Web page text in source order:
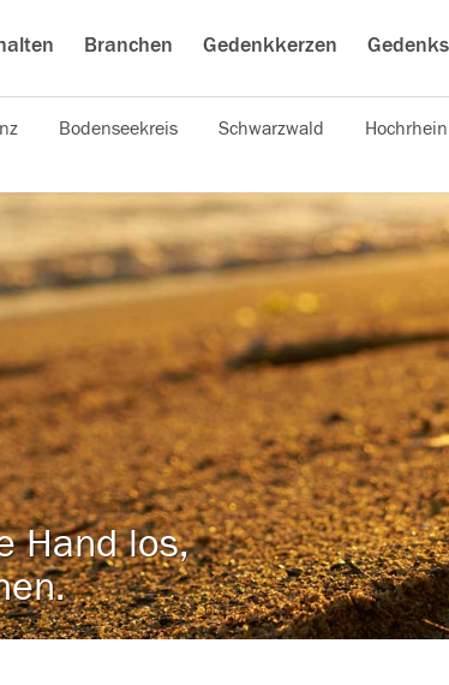
Branchen Gedenkkerzen
Bodenseekreis Schwarzwald Hochrhein
Hand los,